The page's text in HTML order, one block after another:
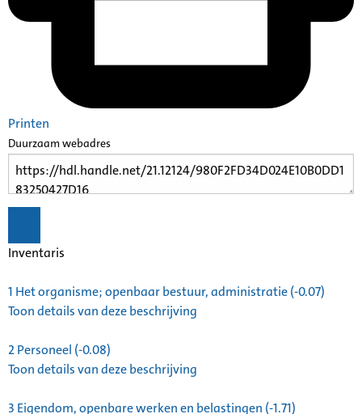
Printen
Duurzaam webadres
Inventaris
1 Het organisme; openbaar bestuur, administratie (-0.07)
Toon details van deze beschrijving
2Personeel (-0.08)
Toon details van deze beschrijving
3 Eigendom, openbare werken en belastingen (-1.71)